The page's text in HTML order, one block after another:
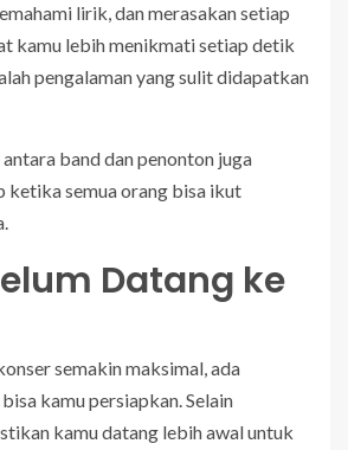
lirik, dan merasakan setiap
kamu lebih menikmati setiap detik
pengalaman yang sulit didapatkan
band dan penonton juga
ketika semua orang bisa ikut
Datang ke
semakin maksimal, ada
kamu persiapkan. Selain
kamu datang lebih awal untuk